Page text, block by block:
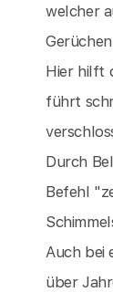
welcher
Hier hilft
führt
Durch
Befehl
Auch bei
über